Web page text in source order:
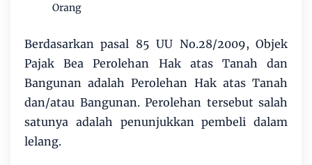
Orang
Berdasarkan pasal 85 UU No.28/2009, Objek
Pajak Bea Perolehan Hak atas Tanah dan
Bangunan adalah Perolehan Hak atas Tanah
dan/atau Bangunan. Perolehan tersebut salah
satunya adalah penunjukkan pembeli dalam
lelang.